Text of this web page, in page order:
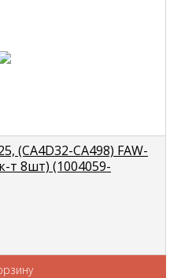
(CA4D32-CA498) FAW-
т 8шт) (1004059-